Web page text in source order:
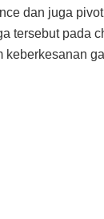
dan juga
tersebut pada
keberkesanan